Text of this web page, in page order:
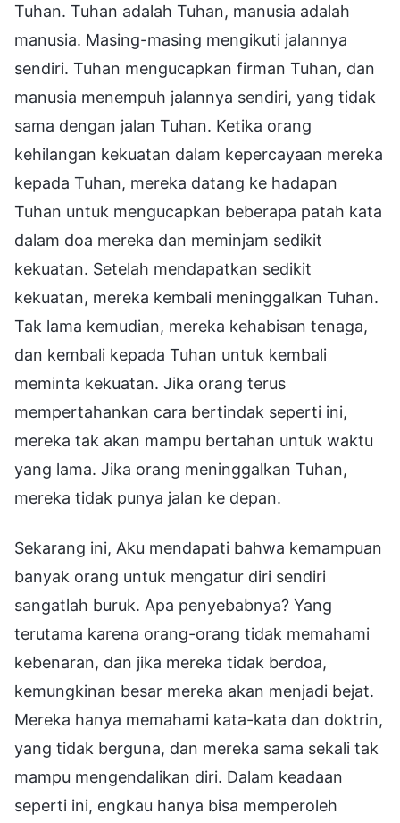
Tuhan. Tuhan adalah Tuhan, manusia adalah
manusia. Masing-masing mengikuti jalannya
sendiri. Tuhan mengucapkan firman Tuhan, dan
manusia menempuh jalannya sendiri, yang tidak
sama dengan jalan Tuhan. Ketika orang
kehilangan kekuatan dalam kepercayaan mereka
kepada Tuhan, mereka datang ke hadapan
Tuhan untuk mengucapkan beberapa patah kata
dalam doa mereka dan meminjam sedikit
kekuatan. Setelah mendapatkan sedikit
kekuatan, mereka kembali meninggalkan Tuhan.
Tak lama kemudian, mereka kehabisan tenaga,
dan kembali kepada Tuhan untuk kembali
meminta kekuatan. Jika orang terus
mempertahankan cara bertindak seperti ini,
mereka tak akan mampu bertahan untuk waktu
yang lama. Jika orang meninggalkan Tuhan,
mereka tidak punya jalan ke depan.
Sekarang ini, Aku mendapati bahwa kemampuan
banyak orang untuk mengatur diri sendiri
sangatlah buruk. Apa penyebabnya? Yang
terutama karena orang-orang tidak memahami
kebenaran, dan jika mereka tidak berdoa,
kemungkinan besar mereka akan menjadi bejat.
Mereka hanya memahami kata-kata dan doktrin,
yang tidak berguna, dan mereka sama sekali tak
mampu mengendalikan diri. Dalam keadaan
seperti ini, engkau hanya bisa memperoleh